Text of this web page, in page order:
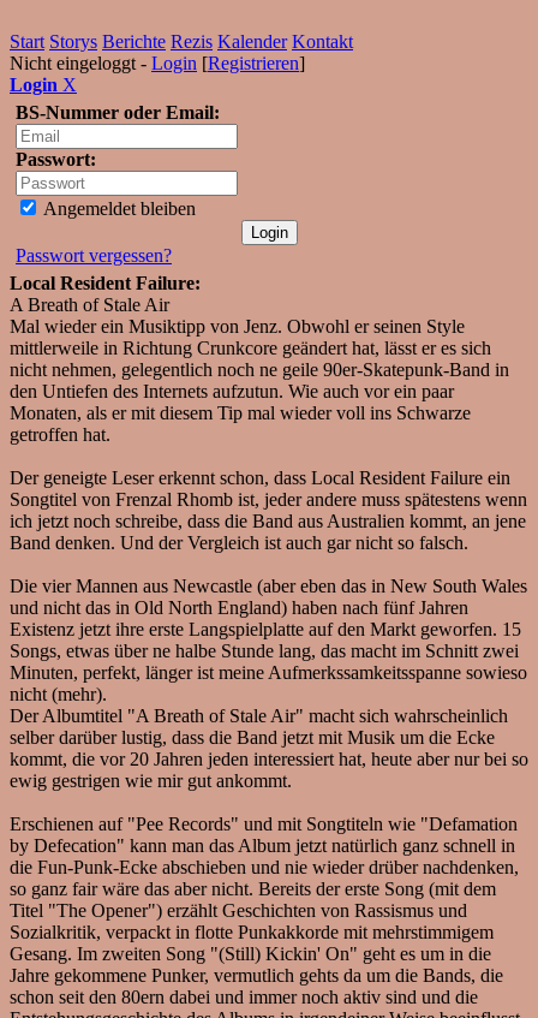
Start Storys Berichte Rezis Kalender Kontakt
Nicht eingeloggt - Login [Registrieren]
Login X
BS-Nummer oder Email:
Passwort:
Angemeldet bleiben
Passwort vergessen?
Local Resident Failure:
A Breath of Stale Air
Mal wieder ein Musiktipp von Jenz. Obwohl er seinen Style
mittlerweile in Richtung Crunkcore geändert hat, lässt er es sich
nicht nehmen, gelegentlich noch ne geile 90er-Skatepunk-Band in
den Untiefen des Internets aufzutun. Wie auch vor ein paar
Monaten, als er mit diesem Tip mal wieder voll ins Schwarze
getroffen hat.
Der geneigte Leser erkennt schon, dass Local Resident Failure ein
Songtitel von Frenzal Rhomb ist, jeder andere muss spätestens wenn
ich jetzt noch schreibe, dass die Band aus Australien kommt, an jene
Band denken. Und der Vergleich ist auch gar nicht so falsch.
Die vier Mannen aus Newcastle (aber eben das in New South Wales
und nicht das in Old North England) haben nach fünf Jahren
Existenz jetzt ihre erste Langspielplatte auf den Markt geworfen. 15
Songs, etwas über ne halbe Stunde lang, das macht im Schnitt zwei
Minuten, perfekt, länger ist meine Aufmerkssamkeitsspanne sowieso
nicht (mehr).
Der Albumtitel "A Breath of Stale Air" macht sich wahrscheinlich
selber darüber lustig, dass die Band jetzt mit Musik um die Ecke
kommt, die vor 20 Jahren jeden interessiert hat, heute aber nur bei so
ewig gestrigen wie mir gut ankommt.
Erschienen auf "Pee Records" und mit Songtiteln wie "Defamation
by Defecation" kann man das Album jetzt natürlich ganz schnell in
die Fun-Punk-Ecke abschieben und nie wieder drüber nachdenken,
so ganz fair wäre das aber nicht. Bereits der erste Song (mit dem
Titel "The Opener") erzählt Geschichten von Rassismus und
Sozialkritik, verpackt in flotte Punkakkorde mit mehrstimmigem
Gesang. Im zweiten Song "(Still) Kickin' On" geht es um in die
Jahre gekommene Punker, vermutlich gehts da um die Bands, die
schon seit den 80ern dabei und immer noch aktiv sind und die